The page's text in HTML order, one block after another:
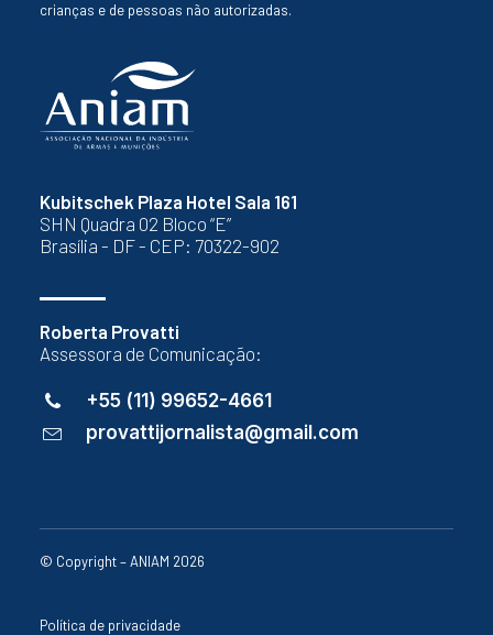
Kubitschek Plaza Hotel Sala 161
SHN Quadra 02 Bloco “E”
Brasília - DF - CEP: 70322-902
Roberta Provatti
Assessora de Comunicação:
+55 (11) 99652-4661
provattijornalista@gmail.com
crianças e de pessoas não autorizadas.
© Copyright – ANIAM 2026
Política de privacidade